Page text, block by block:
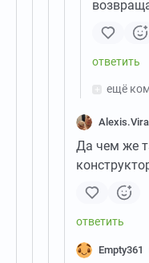
ещё
Да чем же
Empty361